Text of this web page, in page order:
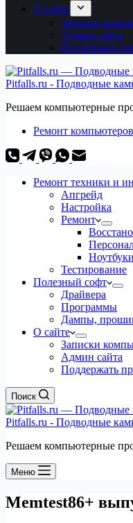
О сайте
Записки
Админ сайта
Поддержать
Pitfalls.ru - Подводные
Решаем компьютерные
Ремонт
Ремонт техники и
Апгрейд
Настройка
Ремонт
Ноутбуки
Тестирование
Полезный софт
Драйвера
Программы
Дампы,
О сайте
Записки
Админ сайта
Поддержать
Поиск
Pitfalls.ru - Подводные
Решаем компьютерные
Меню
Memtest86+